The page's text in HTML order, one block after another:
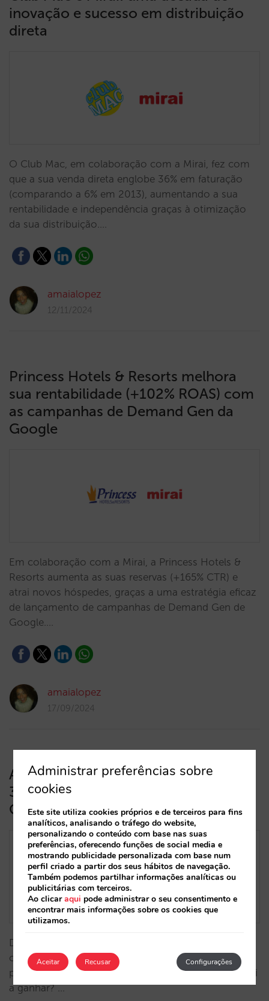
inovação e sucesso em distribuição
direta
O Club Mac, em colaboração com a Mirai, fez com
que a sua venda direta englobe 36% em faturação
(comparando a 6% em 2013), aumentando a sua
rentabilidade e independência graças à otimização
da sua distribuição.…
amaialopez
12/11/2024
Princess Hotels & Resorts melhora
sua rentabilidade (+102% ROAS) com
as campanhas de Demand Gen da
Google
Em colaboração com a Mirai, a Princess Hotels &
Resorts aumenta as suas reservas (+165% CTR) e
atrai novos hóspedes, graças a uma estratégia eficaz
de lançamento de campanhas de Demand Gen de
Google.…
amaialopez
17/09/2024
A implementação da DMA reduz em
30% os cliques e as reservas no
Google Hotel Ads
De que forma é que as alterações do Google afetam
o utilizador? O que perderam os hotéis? O que se
passa com o Booking.com? É gatekeeper? Quem sai
a ganhar? …
Administrar preferências sobre
cookies
Este site utiliza cookies próprios e de terceiros para fins
analíticos, analisando o tráfego do website,
personalizando o conteúdo com base nas suas
preferências, oferecendo funções de social media e
mostrando publicidade personalizada com base num
perfil criado a partir dos seus hábitos de navegação.
Também podemos partilhar informações analíticas ou
publicitárias com terceiros.
Ao clicaraqui pode administrar o seu consentimento e
encontrar mais informações sobre os cookies que
utilizamos.
Aceitar Configurações
Recusar